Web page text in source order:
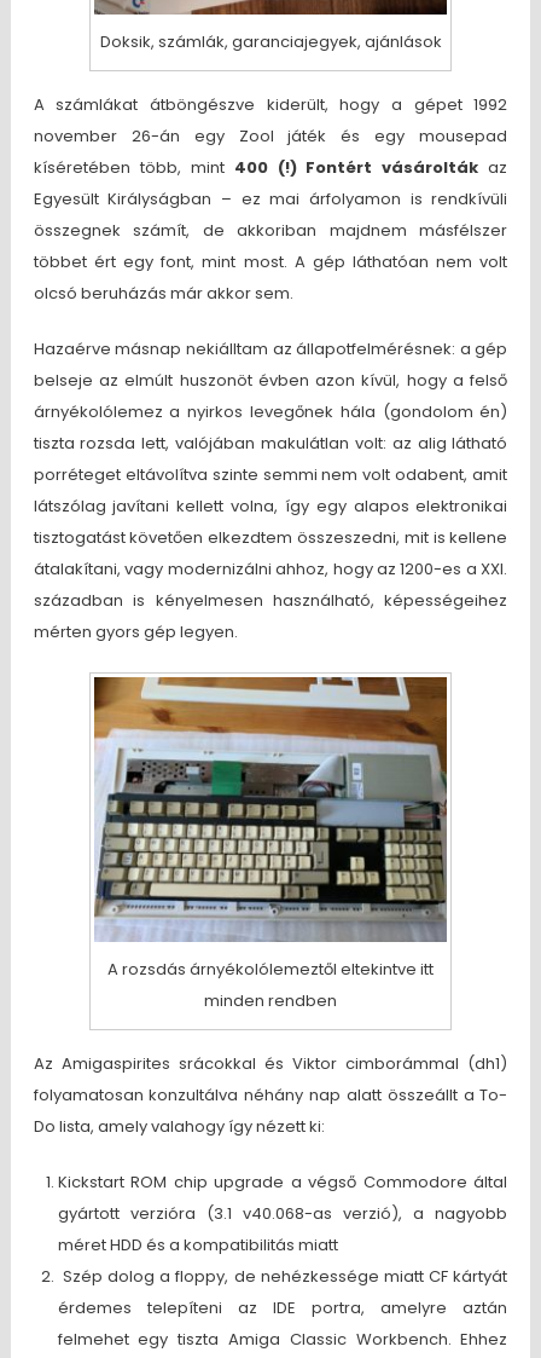
Doksik, számlák, garanciajegyek, ajánlások
A számlákat átböngészve kiderült, hogy a gépet 1992
november 26-án egy Zool játék és egy mousepad
kíséretében több, mint 400 (!) Fontért vásárolták az
Egyesült Királyságban – ez mai árfolyamon is rendkívüli
összegnek számít, de akkoriban majdnem másfélszer
többet ért egy font, mint most. A gép láthatóan nem volt
olcsó beruházás már akkor sem.
Hazaérve másnap nekiálltam az állapotfelmérésnek: a gép
belseje az elmúlt huszonöt évben azon kívül, hogy a felső
árnyékolólemez a nyirkos levegőnek hála (gondolom én)
tiszta rozsda lett, valójában makulátlan volt: az alig látható
porréteget eltávolítva szinte semmi nem volt odabent, amit
látszólag javítani kellett volna, így egy alapos elektronikai
tisztogatást követően elkezdtem összeszedni, mit is kellene
átalakítani, vagy modernizálni ahhoz, hogy az 1200-es a XXI.
században is kényelmesen használható, képességeihez
mérten gyors gép legyen.
A rozsdás árnyékolólemeztől eltekintve itt
minden rendben
Az Amigaspirites srácokkal és Viktor cimborámmal (dh1)
folyamatosan konzultálva néhány nap alatt összeállt a To-
Do lista, amely valahogy így nézett ki:
Kickstart ROM chip upgrade a végső Commodore által
gyártott verzióra (3.1 v40.068-as verzió), a nagyobb
méret HDD és a kompatibilitás miatt
Szép dolog a floppy, de nehézkessége miatt CF kártyát
érdemes telepíteni az IDE portra, amelyre aztán
felmehet egy tiszta Amiga Classic Workbench. Ehhez